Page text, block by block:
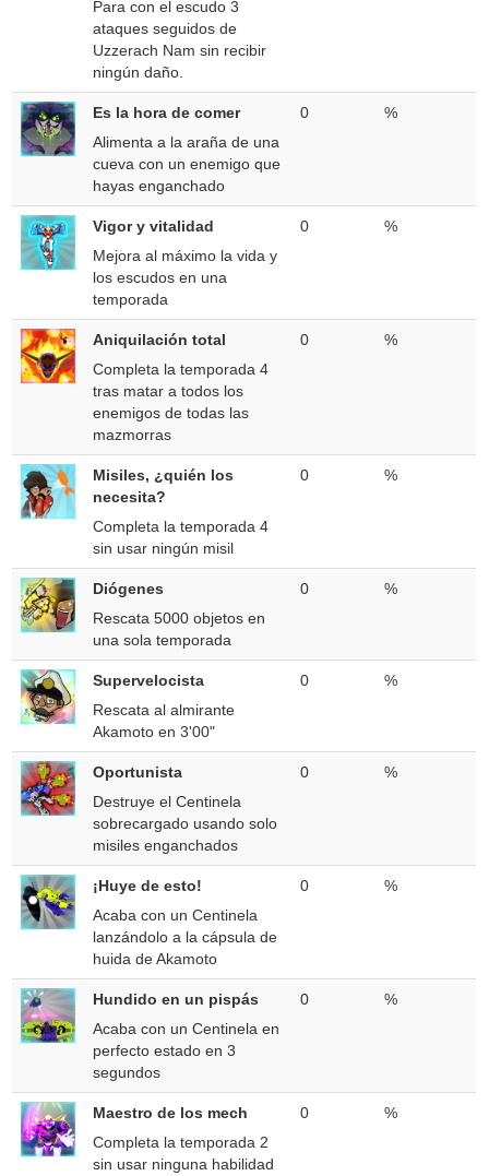
Para con el escudo 3
ataques seguidos de
Uzzerach Nam sin recibir
ningún daño.
Es la hora de comer
Alimenta a la araña de una
cueva con un enemigo que
hayas enganchado
0 %
Vigor y vitalidad
Mejora al máximo la vida y
los escudos en una
temporada
0 %
Aniquilación total
Completa la temporada 4
tras matar a todos los
enemigos de todas las
mazmorras
0 %
Misiles, ¿quién los
necesita?
Completa la temporada 4
sin usar ningún misil
0 %
Diógenes
Rescata 5000 objetos en
una sola temporada
0 %
Supervelocista
Rescata al almirante
Akamoto en 3'00"
0 %
Oportunista
Destruye el Centinela
sobrecargado usando solo
misiles enganchados
0 %
¡Huye de esto!
Acaba con un Centinela
lanzándolo a la cápsula de
huida de Akamoto
0 %
Hundido en un pispás
Acaba con un Centinela en
perfecto estado en 3
segundos
0 %
Maestro de los mech
Completa la temporada 2
sin usar ninguna habilidad
0 %